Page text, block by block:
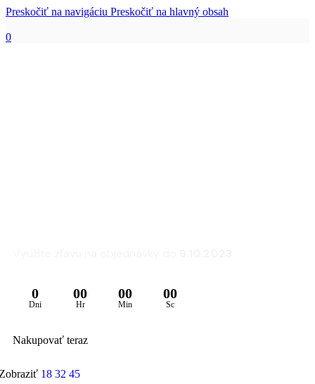
Preskočiť na navigáciu Preskočiť na hlavný obsah
0
0
Dni
00
Hr
00
Min
00
Sc
Nakupovať teraz
18 32 45